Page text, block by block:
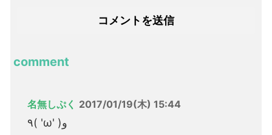
comment
名無しぷく 2017/01/19(木) 15:44
٩( 'ω' )و